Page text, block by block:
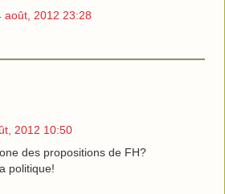
août, 2012 23:28
2012 10:50
des propositions de FH?
politique!